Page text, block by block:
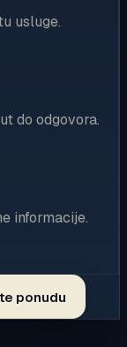
usluge.
do odgovora.
informacije.
ponudu